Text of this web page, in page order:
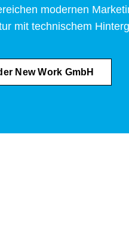
modernen
mit technischem
New Work GmbH